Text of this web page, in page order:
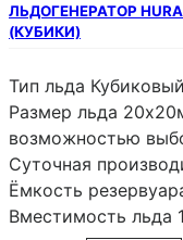
ЛЬДОГЕНЕРАТОР
(КУБИКИ)
Тип льда
Размер льда
возможностью
Суточная
Ёмкость
Вместимость льда